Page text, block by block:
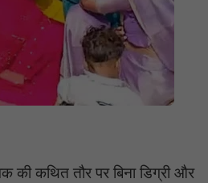
की कथित तौर पर बिना डिग्री और